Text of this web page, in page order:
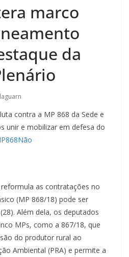
marco
da
contra a MP 868 da Sede e
unir e mobilizar em defesa do
as contratações no
(MP 868/18) pode ser
Além dela, os deputados
MPs, como a 867/18, que
do produtor rural ao
Ambiental (PRA) e permite a